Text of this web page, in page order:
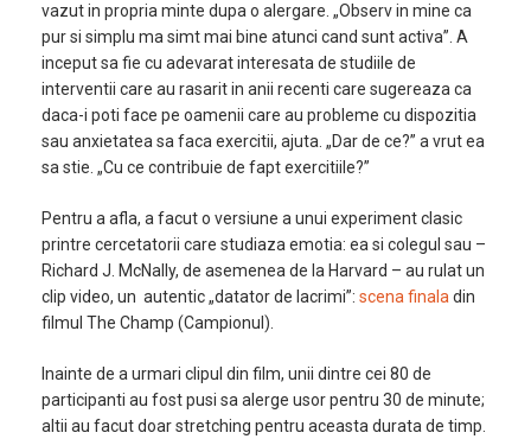
vazut in propria minte dupa o alergare. „Observ in mine ca
pur si simplu ma simt mai bine atunci cand sunt activa”. A
inceput sa fie cu adevarat interesata de studiile de
interventii care au rasarit in anii recenti care sugereaza ca
daca-i poti face pe oamenii care au probleme cu dispozitia
sau anxietatea sa faca exercitii, ajuta. „Dar de ce?” a vrut ea
sa stie. „Cu ce contribuie de fapt exercitiile?”
Pentru a afla, a facut o versiune a unui experiment clasic
printre cercetatorii care studiaza emotia: ea si colegul sau –
Richard J. McNally, de asemenea de la Harvard – au rulat un
clip video, un autentic „datator de lacrimi”: scena finala din
filmul The Champ (Campionul).
Inainte de a urmari clipul din film, unii dintre cei 80 de
participanti au fost pusi sa alerge usor pentru 30 de minute;
altii au facut doar stretching pentru aceasta durata de timp.